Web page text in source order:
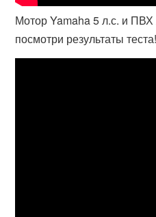
Мотор Yamaha 5 л.с. и
посмотри результаты теста!